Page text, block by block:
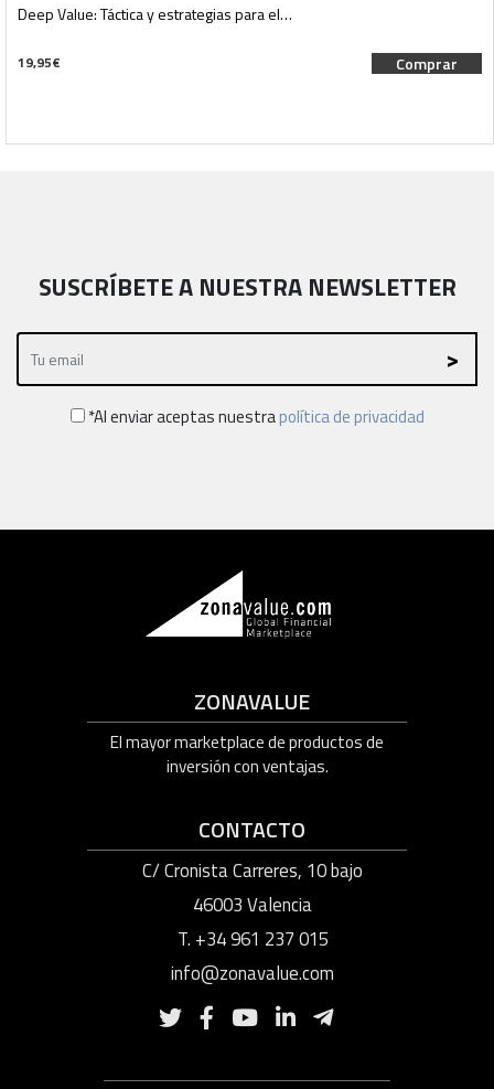
Deep Value: Táctica y estrategias para el…
19,95€ Comprar
SUSCRÍBETE A NUESTRA NEWSLETTER
*Al enviar aceptas nuestrapolítica de privacidad
ZONAVALUE
El mayor marketplace de productos de
inversión con ventajas.
CONTACTO
C/ Cronista Carreres, 10 bajo
46003 Valencia
T. +34 961 237 015
info@zonavalue.com